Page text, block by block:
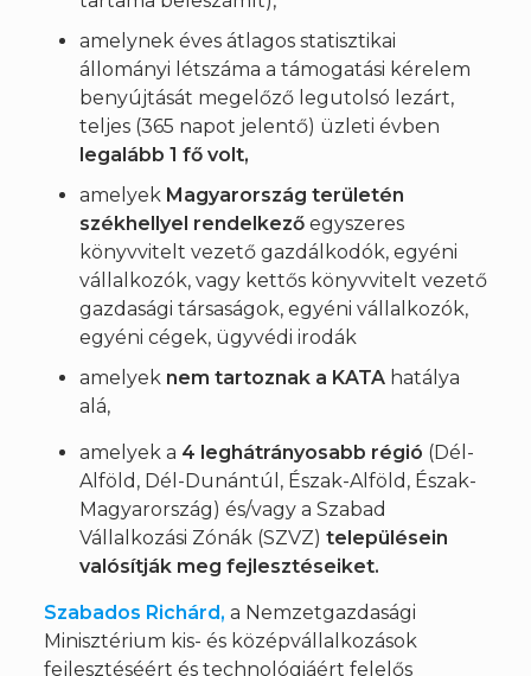
amelynek éves átlagos statisztikai
állományi létszáma a támogatási kérelem
benyújtását megelőző legutolsó lezárt,
teljes (365 napot jelentő) üzleti évben
legalább 1 fő volt,
amelyek Magyarország területén
székhellyel rendelkezőegyszeres
könyvvitelt vezető gazdálkodók, egyéni
vállalkozók, vagy kettős könyvvitelt vezető
gazdasági társaságok, egyéni vállalkozók,
egyéni cégek, ügyvédi irodák
amelyek nem tartoznak a KATAhatálya
alá,
amelyek a 4 leghátrányosabb régió (Dél-
Alföld, Dél-Dunántúl, Észak-Alföld, Észak-
Magyarország) és/vagy a Szabad
Vállalkozási Zónák (SZVZ) településein
valósítják meg fejlesztéseiket.
Szabados Richárd, a Nemzetgazdasági
Minisztérium kis- és középvállalkozások
fejlesztéséért és technológiáért felelős